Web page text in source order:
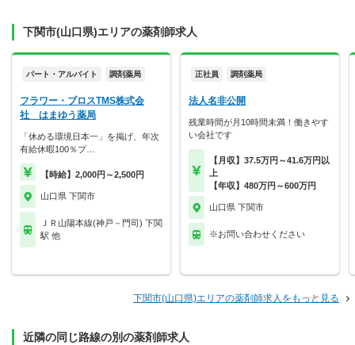
下関市(山口県)エリアの薬剤師求人
パート・アルバイト 調剤薬局
フラワー・ブロスTMS株式会
社 はまゆう薬局
「休める環境日本一」を掲げ、年次
有給休暇100％プ…
【時給】2,000円～2,500円
山口県 下関市
ＪＲ山陽本線(神戸－門司) 下関
駅 他
正社員 調剤薬局
法人名非公開
残業時間が月10時間未満！働きやす
い会社です
【月収】37.5万円～41.6万円以
上
【年収】480万円～600万円
山口県 下関市
※お問い合わせください
下関市(山口県)エリアの薬剤師求人をもっと見る
近隣の同じ路線の別の薬剤師求人